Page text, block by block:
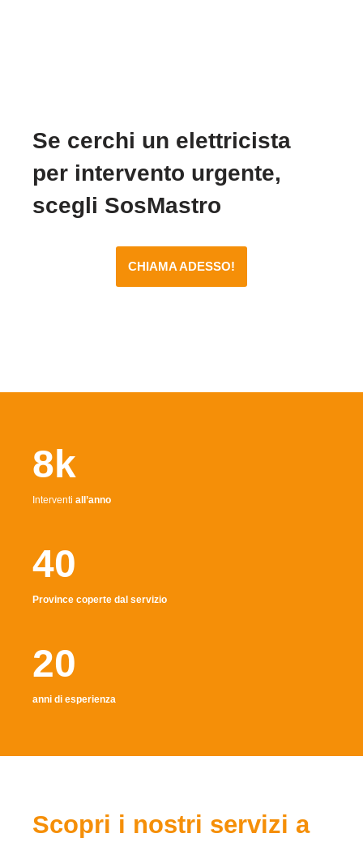
Se cerchi un elettricista
per intervento urgente,
scegli SosMastro
CHIAMA ADESSO!
8k
Interventi all’anno
40
Province coperte dal servizio
20
anni di esperienza
Scopri i nostri servizi a